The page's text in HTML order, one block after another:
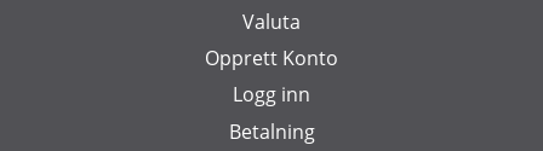
Valuta
Opprett Konto
Logg inn
Betalning